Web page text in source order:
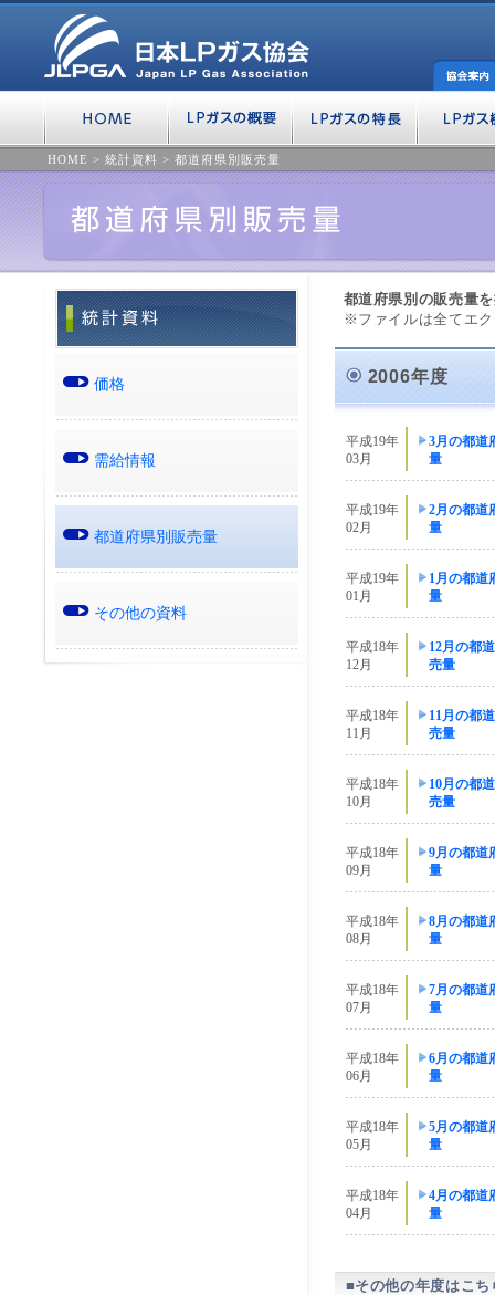
HOME > 統計資料 > 都道府県別販売量
価格
需給情報
都道府県別販売量
その他の資料
都道府県別の販売量
※ファイルは全てエ
2006年度
平成19年
03月
3月の都道
量
平成19年
02月
2月の都道
量
平成19年
01月
1月の都道
量
平成18年
12月
12月の都
売量
平成18年
11月
11月の都
売量
平成18年
10月
10月の都
売量
平成18年
09月
9月の都道
量
平成18年
08月
8月の都道
量
平成18年
07月
7月の都道
量
平成18年
06月
6月の都道
量
平成18年
05月
5月の都道
量
平成18年
04月
4月の都道
量
■その他の年度はこち